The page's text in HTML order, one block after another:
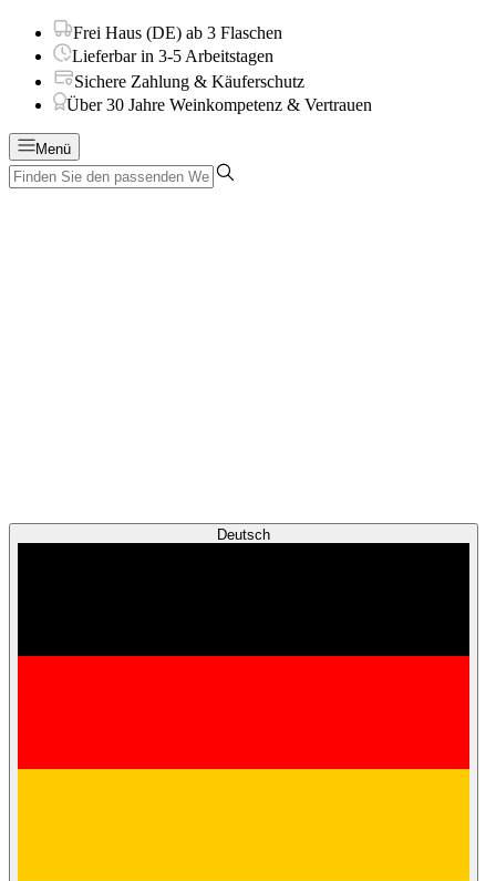
Frei Haus (DE) ab 3 Flaschen
Lieferbar in 3-5 Arbeitstagen
Sichere Zahlung & Käuferschutz
Über 30 Jahre Weinkompetenz & Vertrauen
Menü
Deutsch